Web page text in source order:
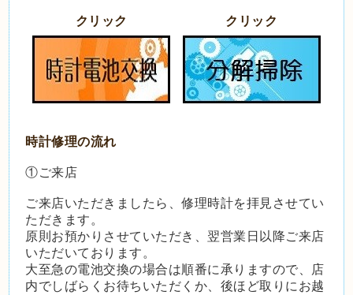
クリック クリック
時計修理の流れ
①ご来店
ご来店いただきましたら、修理時計を拝見させてい
ただきます。
原則お預かりさせていただき、翌営業日以降ご来店
いただいております。
大至急の電池交換の場合は順番に承りますので、
店
内でしばらくお待ちいただくか、後ほど取りにお越